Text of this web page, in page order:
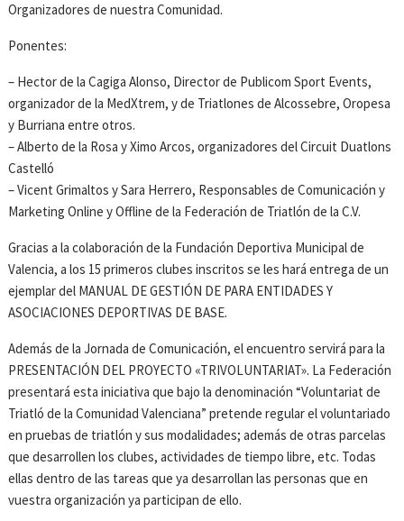
Organizadores de nuestra Comunidad.
Ponentes:
– Hector de la Cagiga Alonso, Director de Publicom Sport Events,
organizador de la MedXtrem, y de Triatlones de Alcossebre, Oropesa
y Burriana entre otros.
– Alberto de la Rosa y Ximo Arcos, organizadores del Circuit Duatlons
Castelló
– Vicent Grimaltos y Sara Herrero, Responsables de Comunicación y
Marketing Online y Offline de la Federación de Triatlón de la C.V.
Gracias a la colaboración de la Fundación Deportiva Municipal de
Valencia, a los 15 primeros clubes inscritos se les hará entrega de un
ejemplar del MANUAL DE GESTIÓN DE PARA ENTIDADES Y
ASOCIACIONES DEPORTIVAS DE BASE.
Además de la Jornada de Comunicación, el encuentro servirá para la
PRESENTACIÓN DEL PROYECTO «TRIVOLUNTARIAT». La Federación
presentará esta iniciativa que bajo la denominación “Voluntariat de
Triatló de la Comunidad Valenciana” pretende regular el voluntariado
en pruebas de triatlón y sus modalidades; además de otras parcelas
que desarrollen los clubes, actividades de tiempo libre, etc. Todas
ellas dentro de las tareas que ya desarrollan las personas que en
vuestra organización ya participan de ello.